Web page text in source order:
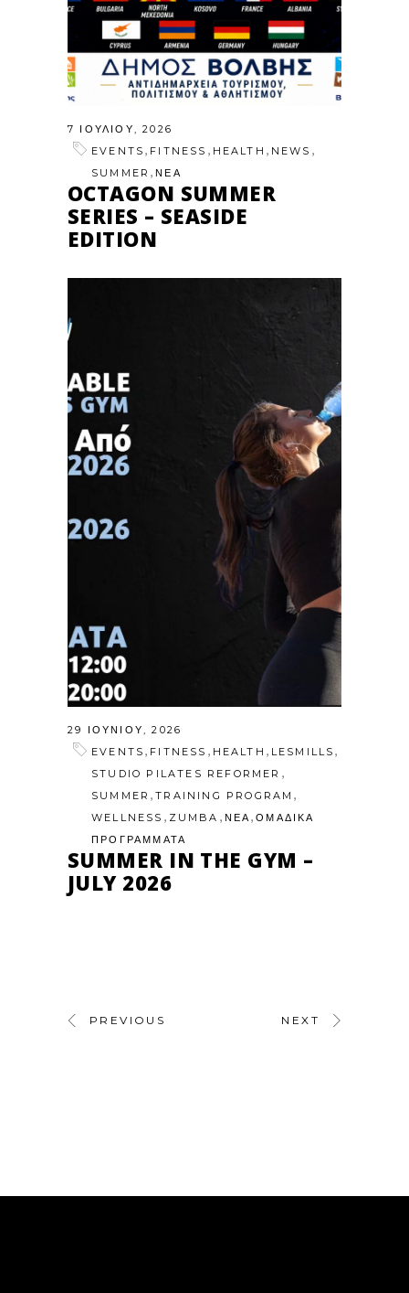
7 ΙΟΥΛΊΟΥ, 2026
EVENTS , FITNESS , HEALTH , NEWS ,
SUMMER ,ΝΕΑ
OCTAGON SUMMER
SERIES – SEASIDE
EDITION
29 ΙΟΥΝΊΟΥ, 2026
EVENTS , FITNESS , HEALTH , LESMILLS ,
STUDIO PILATES REFORMER ,
SUMMER ,TRAINING PROGRAM ,
WELLNESS , ZUMBA , ΝΕΑ,ΟΜΑΔΙΚΑ
ΠΡΟΓΡΑΜΜΑΤΑ
SUMMER IN THE GYM –
JULY 2026
PREVIOUS NEXT